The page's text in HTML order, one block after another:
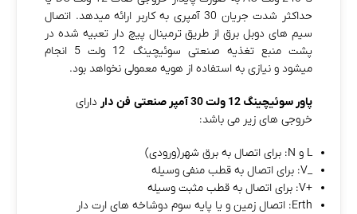
حداکثر شدت جریان 30 آمپری به کاربر ارائه میدهد. اتصال
سیم های دوبل برق از طریق ترمینال پیچ دار تعبیه شده در
پشت منبع تغذیه صنعتی سوئیچینگ 12 ولت 5 انجام
میشود و نیازی به استفاده از هویه معمولی نخواهد بود.
پاور سوئیچینگ 12 ولت 30 آمپر صنعتی فن دار
دارای
خروجی های زیر می باشد:
L و N: برای اتصال به برق شهر(ورودی)
_V: برای اتصال به قطب منفی وسیله
+V: برای اتصال به قطب مثبت وسیله
Erth: اتصال زمین و یا پایه سوم دوشاخه های ارت دار